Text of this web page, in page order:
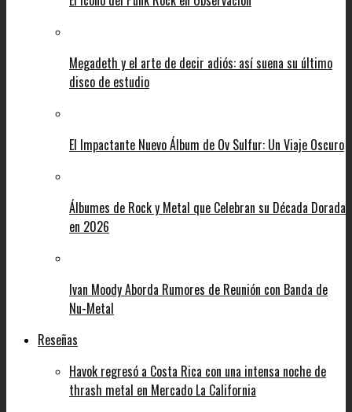
Megadeth y el arte de decir adiós: así suena su último
disco de estudio
El Impactante Nuevo Álbum de Ov Sulfur: Un Viaje Oscuro
Álbumes de Rock y Metal que Celebran su Década Dorada
en 2026
Ivan Moody Aborda Rumores de Reunión con Banda de
Nu-Metal
Reseñas
Havok regresó a Costa Rica con una intensa noche de
thrash metal en Mercado La California